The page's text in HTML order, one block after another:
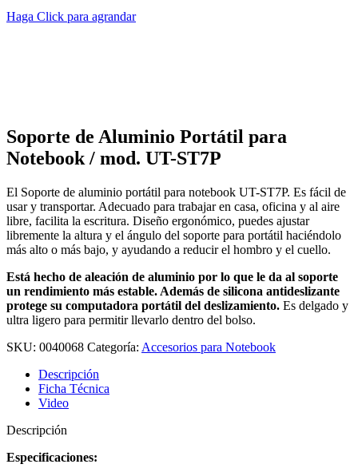
Haga Click para agrandar
Soporte de Aluminio Portátil para
Notebook / mod. UT-ST7P
El Soporte de aluminio portátil para notebook UT-ST7P. Es fácil de
usar y transportar. Adecuado para trabajar en casa, oficina y al aire
libre, facilita la escritura. Diseño ergonómico, puedes ajustar
libremente la altura y el ángulo del soporte para portátil haciéndolo
más alto o más bajo, y ayudando a reducir el hombro y el cuello.
Está hecho de aleación de aluminio por lo que le da al soporte
un rendimiento más estable. Además de silicona antideslizante
protege su computadora portátil del deslizamiento. Es delgado y
ultra ligero para permitir llevarlo dentro del bolso.
SKU: 0040068 Categoría: Accesorios para Notebook
Descripción
Ficha Técnica
Video
Descripción
Especificaciones: